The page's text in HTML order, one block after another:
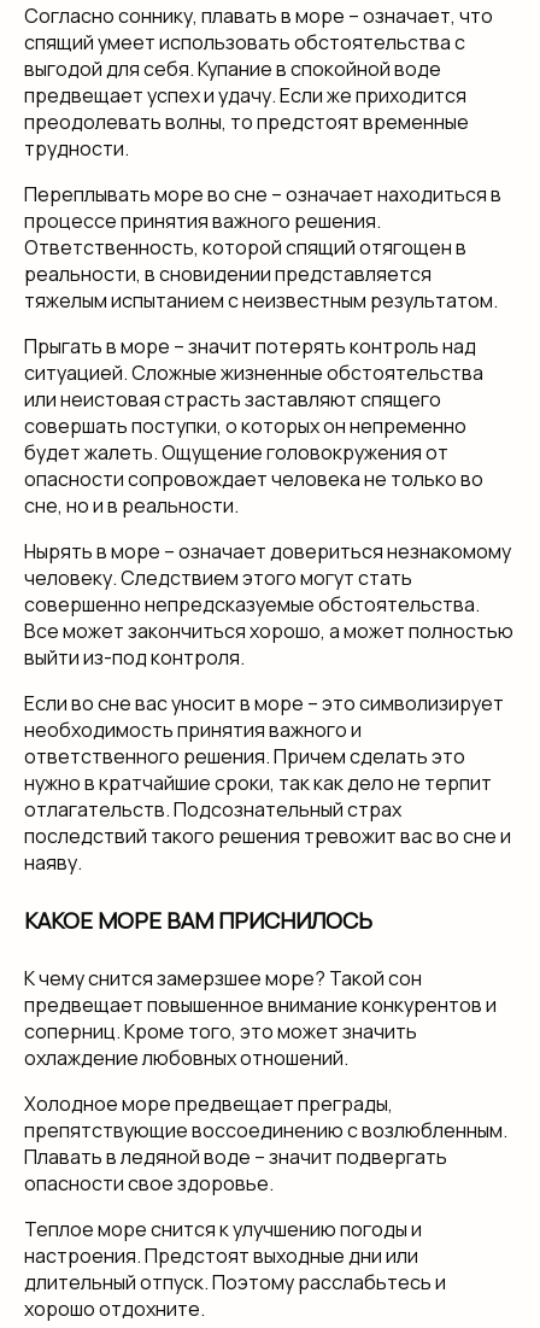
Согласно соннику, плавать в море – означает, что
спящий умеет использовать обстоятельства с
выгодой для себя. Купание в спокойной воде
предвещает успех и удачу. Если же приходится
преодолевать волны, то предстоят временные
трудности.
Переплывать море во сне – означает находиться в
процессе принятия важного решения.
Ответственность, которой спящий отягощен в
реальности, в сновидении представляется
тяжелым испытанием с неизвестным результатом.
Прыгать в море – значит потерять контроль над
ситуацией. Сложные жизненные обстоятельства
или неистовая страсть заставляют спящего
совершать поступки, о которых он непременно
будет жалеть. Ощущение головокружения от
опасности сопровождает человека не только во
сне, но и в реальности.
Нырять в море – означает довериться незнакомому
человеку. Следствием этого могут стать
совершенно непредсказуемые обстоятельства.
Все может закончиться хорошо, а может полностью
выйти из-под контроля.
Если во сне вас уносит в море – это символизирует
необходимость принятия важного и
ответственного решения. Причем сделать это
нужно в кратчайшие сроки, так как дело не терпит
отлагательств. Подсознательный страх
последствий такого решения тревожит вас во сне и
наяву.
КАКОЕ МОРЕ ВАМ ПРИСНИЛОСЬ
К чему снится замерзшее море? Такой сон
предвещает повышенное внимание конкурентов и
соперниц. Кроме того, это может значить
охлаждение любовных отношений.
Холодное море предвещает преграды,
препятствующие воссоединению с возлюбленным.
Плавать в ледяной воде – значит подвергать
опасности свое здоровье.
Теплое море снится к улучшению погоды и
настроения. Предстоят выходные дни или
длительный отпуск. Поэтому расслабьтесь и
хорошо отдохните.